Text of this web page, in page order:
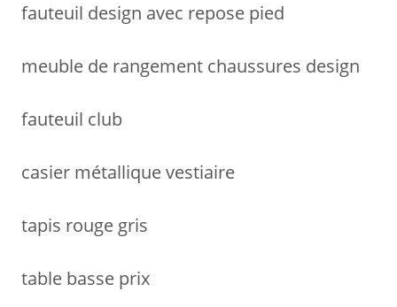
fauteuil design avec repose pied
meuble de rangement chaussures design
fauteuil club
casier métallique vestiaire
tapis rouge gris
table basse prix